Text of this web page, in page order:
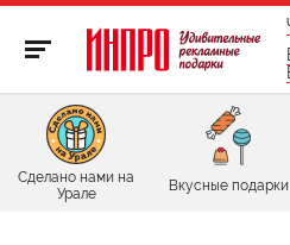
бесплатно
Сделано нами на
Урале
Вкусные подарки